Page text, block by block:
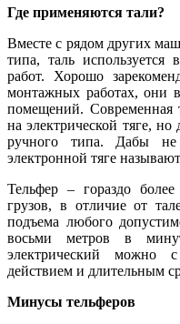
Где применяются тали?
Вместе с рядом других
типа, таль
работ. Хорошо
монтажных работах, они
помещений. Современная
на электрической тяге,
ручного типа. Дабы
электронной тяге
Тельфер – гораздо
грузов, в отличие от
подъема любого
восьми метров в
электрический можно
действием и длительным
Минусы тельферов